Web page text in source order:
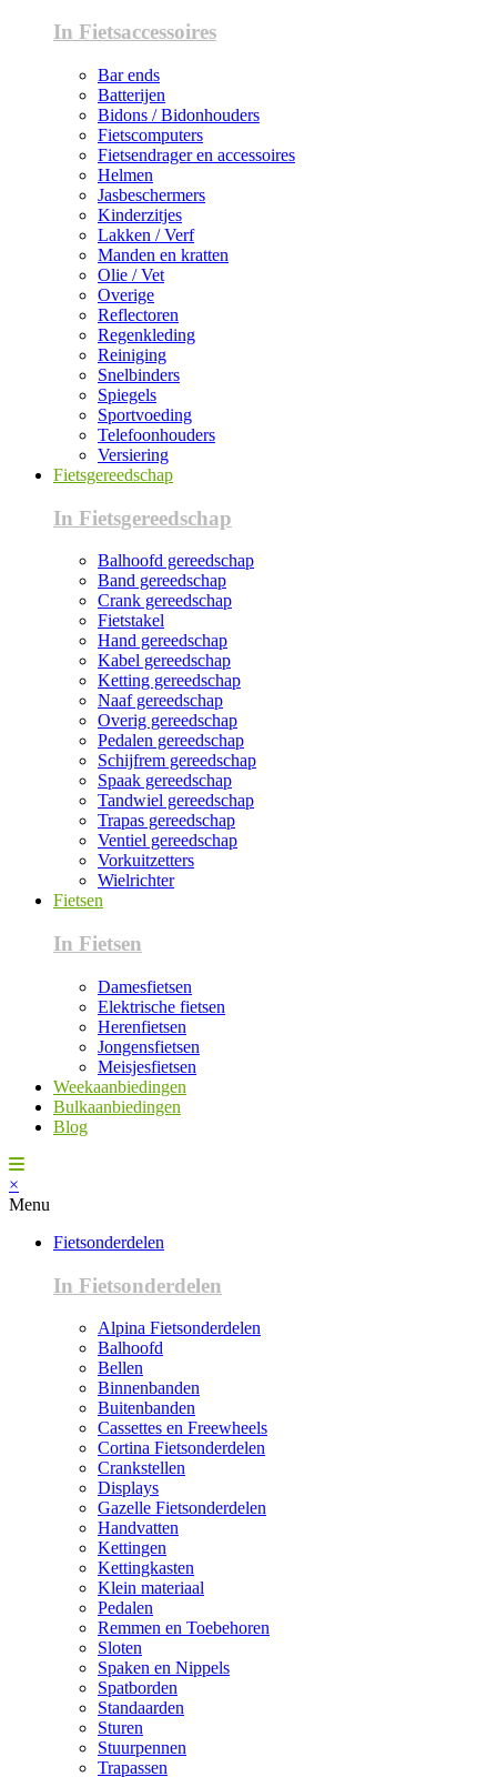
In Fietsaccessoires
Bar ends
Batterijen
Bidons / Bidonhouders
Fietscomputers
Fietsendrager en accessoires
Helmen
Jasbeschermers
Kinderzitjes
Lakken / Verf
Manden en kratten
Olie / Vet
Overige
Reflectoren
Regenkleding
Reiniging
Snelbinders
Spiegels
Sportvoeding
Telefoonhouders
Versiering
Fietsgereedschap
In Fietsgereedschap
Balhoofd gereedschap
Band gereedschap
Crank gereedschap
Fietstakel
Hand gereedschap
Kabel gereedschap
Ketting gereedschap
Naaf gereedschap
Overig gereedschap
Pedalen gereedschap
Schijfrem gereedschap
Spaak gereedschap
Tandwiel gereedschap
Trapas gereedschap
Ventiel gereedschap
Vorkuitzetters
Wielrichter
Fietsen
In Fietsen
Damesfietsen
Elektrische fietsen
Herenfietsen
Jongensfietsen
Meisjesfietsen
Weekaanbiedingen
Bulkaanbiedingen
Blog
×
Menu
Fietsonderdelen
In Fietsonderdelen
Alpina Fietsonderdelen
Balhoofd
Bellen
Binnenbanden
Buitenbanden
Cassettes en Freewheels
Cortina Fietsonderdelen
Crankstellen
Displays
Gazelle Fietsonderdelen
Handvatten
Kettingen
Kettingkasten
Klein materiaal
Pedalen
Remmen en Toebehoren
Sloten
Spaken en Nippels
Spatborden
Standaarden
Sturen
Stuurpennen
Trapassen